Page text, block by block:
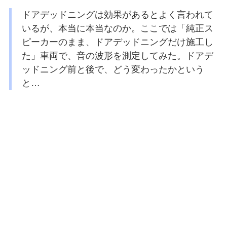
ドアデッドニングは効果があるとよく言われて
いるが、本当に本当なのか。ここでは「純正ス
ピーカーのまま、ドアデッドニングだけ施工し
た」車両で、音の波形を測定してみた。ドアデ
ッドニング前と後で、どう変わったかという
と…